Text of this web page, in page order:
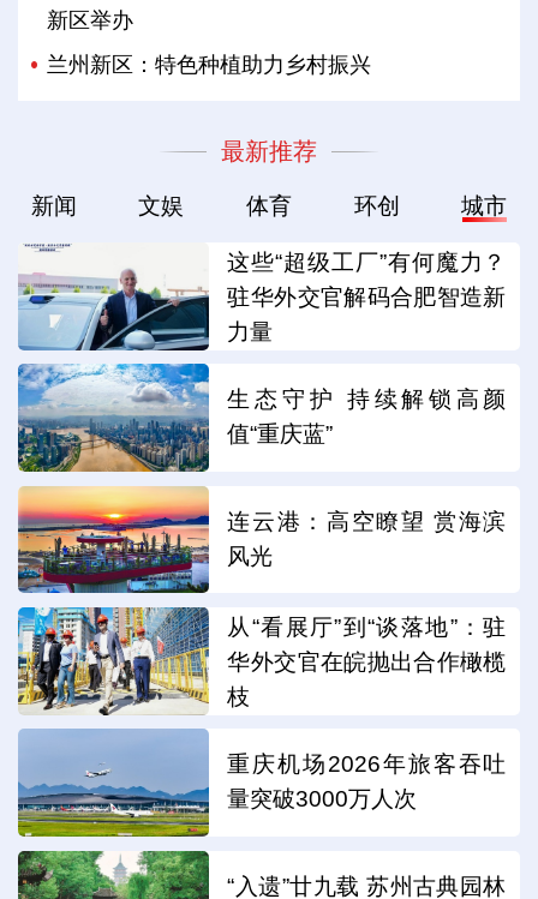
新区举办
兰州新区：特色种植助力乡村振兴
最新推荐
新闻 文娱 体育 环创 城市
这些“超级工厂”有何魔力？
驻华外交官解码合肥智造新
力量
生态守护 持续解锁高颜
值“重庆蓝”
连云港：高空瞭望 赏海滨
风光
从“看展厅”到“谈落地”：驻
华外交官在皖抛出合作橄榄
枝
重庆机场2026年旅客吞吐
量突破3000万人次
“入遗”廿九载 苏州古典园林